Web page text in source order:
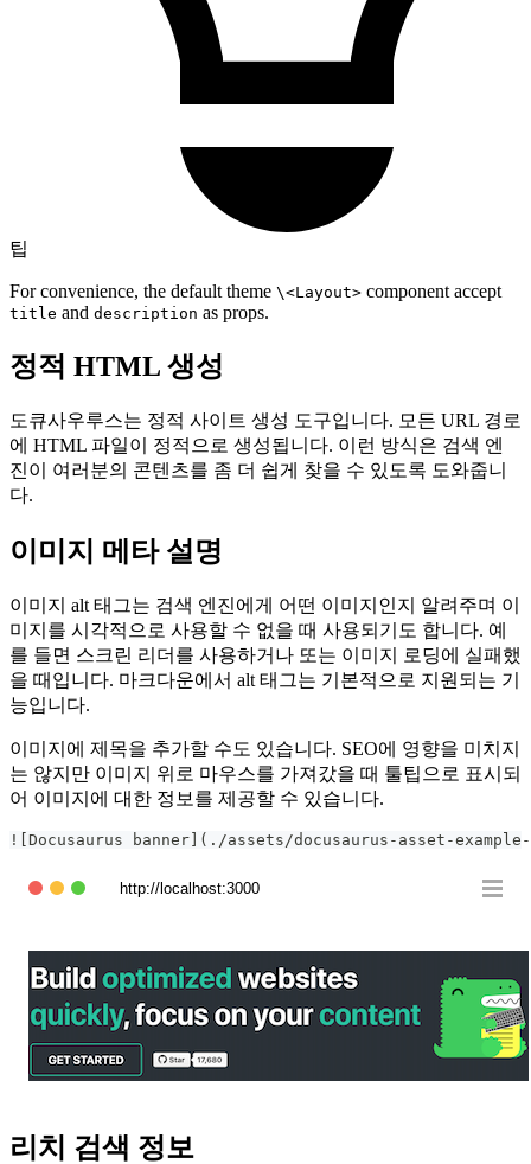
팁
For convenience, the default theme \<Layout> component accept
title and description as props.
정적 HTML 생성
도큐사우루스는 정적 사이트 생성 도구입니다. 모든 URL 경로
에 HTML 파일이 정적으로 생성됩니다. 이런 방식은 검색 엔
진이 여러분의 콘텐츠를 좀 더 쉽게 찾을 수 있도록 도와줍니
다.
이미지 메타 설명
이미지 alt 태그는 검색 엔진에게 어떤 이미지인지 알려주며 이
미지를 시각적으로 사용할 수 없을 때 사용되기도 합니다. 예
를 들면 스크린 리더를 사용하거나 또는 이미지 로딩에 실패했
을 때입니다. 마크다운에서 alt 태그는 기본적으로 지원되는 기
능입니다.
이미지에 제목을 추가할 수도 있습니다. SEO에 영향을 미치지
는 않지만 이미지 위로 마우스를 가져갔을 때 툴팁으로 표시되
어 이미지에 대한 정보를 제공할 수 있습니다.
![Docusaurus banner](./assets/docusaurus-asset-
http://localhost:3000
리치 검색 정보